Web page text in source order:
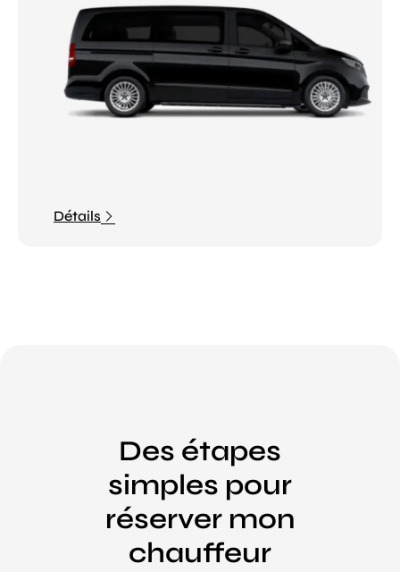
Détails
Des étapes
simples pour
réserver mon
chauffeur